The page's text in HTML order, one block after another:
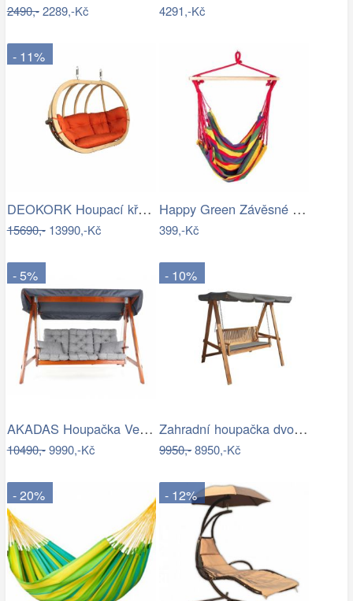
2490,-2289,-Kč 4291,-Kč
- 11%
DEOKORK Houpací křeslo PETRA na…
15690,-13990,-Kč
Happy Green Závěsné houpací křeslo…
399,-Kč
- 5%
AKADAS Houpačka VeGA SOLTOU Mdum
10490,-9990,-Kč
- 10%
Zahradní houpačka dvoumístná CANNES
9950,-8950,-Kč
- 20% - 12%